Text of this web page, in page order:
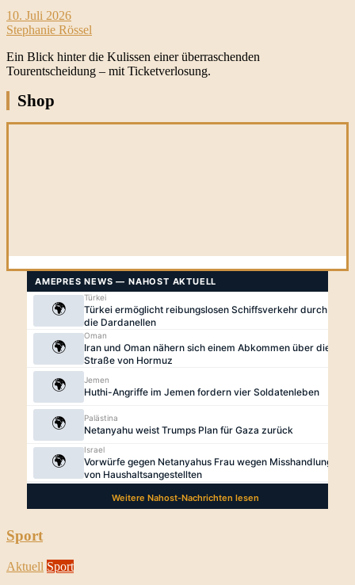
10. Juli 2026
Stephanie Rössel
Ein Blick hinter die Kulissen einer überraschenden
Tourentscheidung – mit Ticketverlosung.
Shop
Sport
Aktuell Sport